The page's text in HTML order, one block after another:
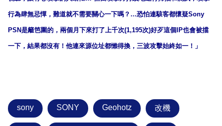
行為肆無忌憚，難道就不需要關心一下嗎？…恐怕連駭客都懷疑Sony
PSN是籬笆圍的，兩個月下來打了上千次(1,195次)好歹這個IP也會被擋
一下，結果都沒有！他連來源位址都懶得換，三波攻擊始終如一！」
sony SONY Geohotz 改機